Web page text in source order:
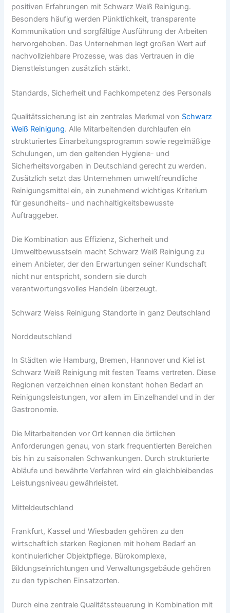
positiven Erfahrungen mit Schwarz Weiß Reinigung.
Besonders häufig werden Pünktlichkeit, transparente
Kommunikation und sorgfältige Ausführung der Arbeiten
hervorgehoben. Das Unternehmen legt großen Wert auf
nachvollziehbare Prozesse, was das Vertrauen in die
Dienstleistungen zusätzlich stärkt.
Standards, Sicherheit und Fachkompetenz des Personals
Qualitätssicherung ist ein zentrales Merkmal von Schwarz
Weiß Reinigung. Alle Mitarbeitenden durchlaufen ein
strukturiertes Einarbeitungsprogramm sowie regelmäßige
Schulungen, um den geltenden Hygiene- und
Sicherheitsvorgaben in Deutschland gerecht zu werden.
Zusätzlich setzt das Unternehmen umweltfreundliche
Reinigungsmittel ein, ein zunehmend wichtiges Kriterium
für gesundheits- und nachhaltigkeitsbewusste
Auftraggeber.
Die Kombination aus Effizienz, Sicherheit und
Umweltbewusstsein macht Schwarz Weiß Reinigung zu
einem Anbieter, der den Erwartungen seiner Kundschaft
nicht nur entspricht, sondern sie durch
verantwortungsvolles Handeln überzeugt.
Schwarz Weiss Reinigung Standorte in ganz Deutschland
Norddeutschland
In Städten wie Hamburg, Bremen, Hannover und Kiel ist
Schwarz Weiß Reinigung mit festen Teams vertreten. Diese
Regionen verzeichnen einen konstant hohen Bedarf an
Reinigungsleistungen, vor allem im Einzelhandel und in der
Gastronomie.
Die Mitarbeitenden vor Ort kennen die örtlichen
Anforderungen genau, von stark frequentierten Bereichen
bis hin zu saisonalen Schwankungen. Durch strukturierte
Abläufe und bewährte Verfahren wird ein gleichbleibendes
Leistungsniveau gewährleistet.
Mitteldeutschland
Frankfurt, Kassel und Wiesbaden gehören zu den
wirtschaftlich starken Regionen mit hohem Bedarf an
kontinuierlicher Objektpflege. Bürokomplexe,
Bildungseinrichtungen und Verwaltungsgebäude gehören
zu den typischen Einsatzorten.
Durch eine zentrale Qualitätssteuerung in Kombination mit